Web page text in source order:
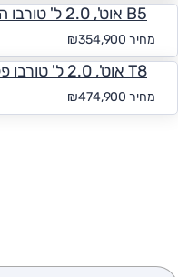
B5 אוט', 2.0 ל' טורבו היברידי-מתון, Plus Dark, 4x4
מחיר
T8 אוט', 2.0 ל' טורבו פלאג-אין הייבריד, Ultra, 4x4
מחיר